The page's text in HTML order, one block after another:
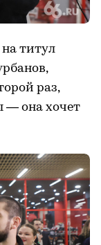
титул
раз,
— она хочет